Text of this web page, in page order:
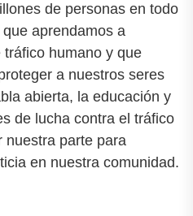
de personas en todo
aprendamos a
humano y que
a nuestros seres
abierta, la educación y
de lucha contra el tráfico
nuestra parte para
en nuestra comunidad.